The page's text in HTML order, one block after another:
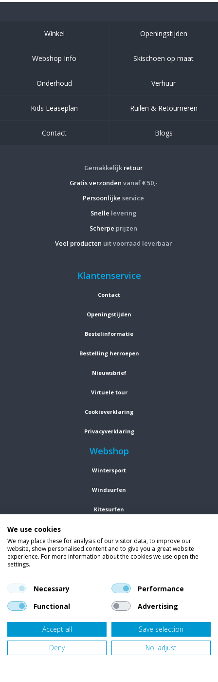
Winkel Openingstijden
Webshop Info Skischoen op maat
Onderhoud Verhuur
Kids Leaseplan Ruilen & Retourneren
Contact Blogs
Gemakkelijk retour
Gratis verzonden vanaf € 50,-
Persoonlijke service
Snelle levering
Scherpe prijzen
Veel producten uit voorraad leverbaar
Klantenservice
Contact
Openingstijden
Bestelinformatie
Bestelling herroepen
Nieuwsbrief
Virtuele tour
Cookieverklaring
Privacyverklaring
Webshop
Wintersport
Windsurfen
Kitesurfen
Kleding
Vind ons op social media
En blijf op de hoogte van trends, aanbiedingen en kortingsacties.
Onze klanten beoordelen Van Bellen Wind & Snowgemiddeld met een
op basis van455beoordelingen.
We use cookies
We may place these for analysis of our visitor data, to improve our
website, show personalised content and to give you a great website
experience. For more information about the cookies we use open the
settings.
Necessary
Performance
Functional
Advertising
Accept all
Save selection
Deny
No, adjust